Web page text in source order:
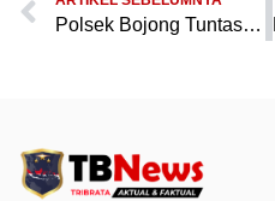
Polsek Bojong Tuntaskan Apel Pagi untuk Menghadapi Arus Balik Libur Akhir Pekan